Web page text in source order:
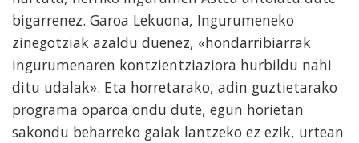
bigarrenez. Garoa Lekuona, Ingurumeneko
zinegotziak azaldu duenez, «hondarribiarrak
ingurumenaren kontzientziaziora hurbildu nahi
ditu udalak». Eta horretarako, adin guztietarako
programa oparoa ondu dute, egun horietan
sakondu beharreko gaiak lantzeko ez ezik, urtean